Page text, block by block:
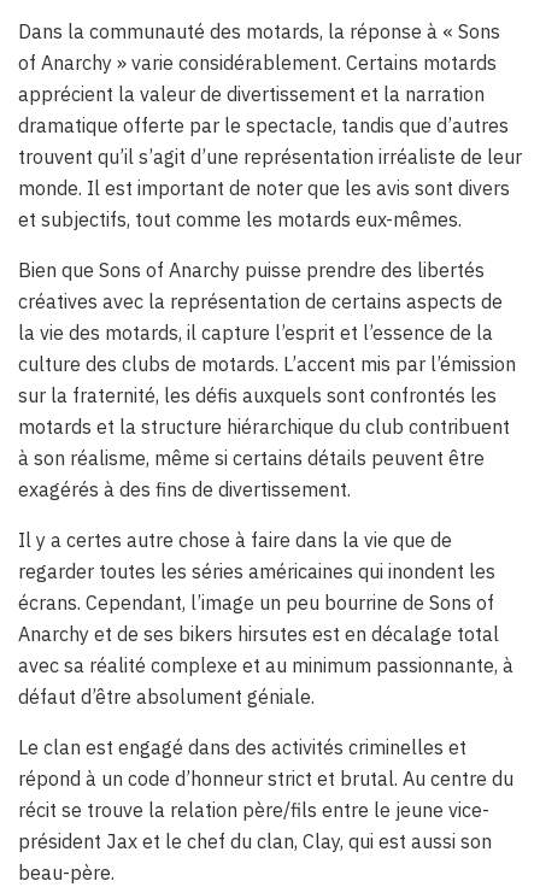
Dans la communauté des motards, la réponse à « Sons
of Anarchy » varie considérablement. Certains motards
apprécient la valeur de divertissement et la narration
dramatique offerte par le spectacle, tandis que d’autres
trouvent qu’il s’agit d’une représentation irréaliste de leur
monde. Il est important de noter que les avis sont divers
et subjectifs, tout comme les motards eux-mêmes.
Bien que Sons of Anarchy puisse prendre des libertés
créatives avec la représentation de certains aspects de
la vie des motards, il capture l’esprit et l’essence de la
culture des clubs de motards. L’accent mis par l’émission
sur la fraternité, les défis auxquels sont confrontés les
motards et la structure hiérarchique du club contribuent
à son réalisme, même si certains détails peuvent être
exagérés à des fins de divertissement.
Il y a certes autre chose à faire dans la vie que de
regarder toutes les séries américaines qui inondent les
écrans. Cependant, l’image un peu bourrine de Sons of
Anarchy et de ses bikers hirsutes est en décalage total
avec sa réalité complexe et au minimum passionnante, à
défaut d’être absolument géniale.
Le clan est engagé dans des activités criminelles et
répond à un code d’honneur strict et brutal. Au centre du
récit se trouve la relation père/fils entre le jeune vice-
président Jax et le chef du clan, Clay, qui est aussi son
beau-père.